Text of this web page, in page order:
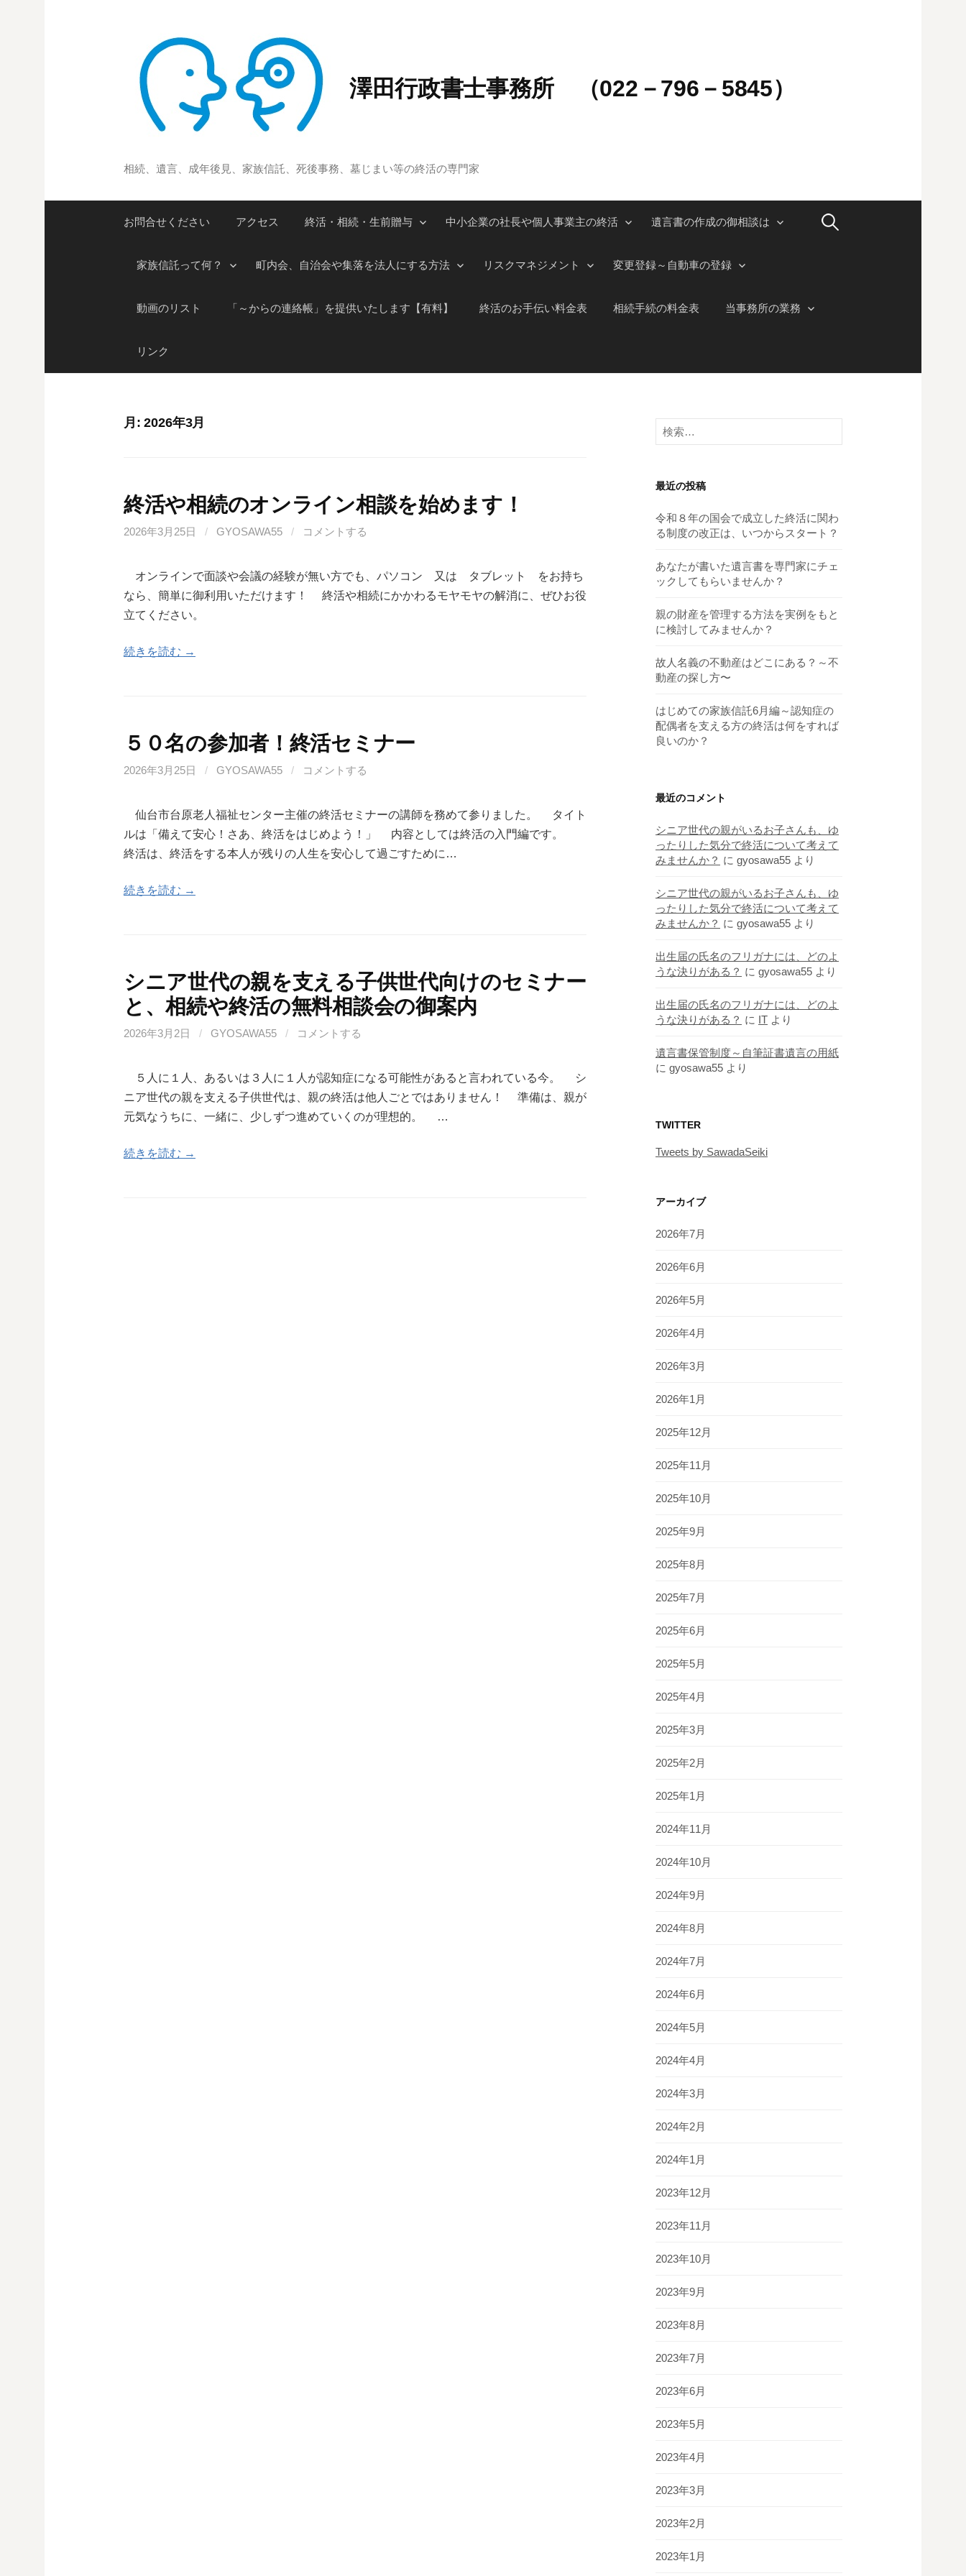
澤田行政書士事務所 （022－796－5845）
相続、遺言、成年後見、家族信託、死後事務、墓じまい等の終活の専門家
お問合せください アクセス 終活・相続・生前贈与 中小企業の社長や個人事業主の終活 遺言書の作成の御相談は
家族信託って何？ 町内会、自治会や集落を法人にする方法 リスクマネジメント 変更登録～自動車の登録
動画のリスト 「～からの連絡帳」を提供いたします【有料】 終活のお手伝い料金表 相続手続の料金表 当事務所の業務
リンク
検
月:2026年3月
終活や相続のオンライン相談を始めます！
2026年3月25日 / GYOSAWA55 / コメントする
オンラインで面談や会議の経験が無い方でも、パソコン 又は タブレット をお持ち
なら、簡単に御利用いただけます！ 終活や相続にかかわるモヤモヤの解消に、ぜひお役
立てください。
続きを読む →
５０名の参加者！終活セミナー
2026年3月25日 / GYOSAWA55 / コメントする
仙台市台原老人福祉センター主催の終活セミナーの講師を務めて参りました。 タイト
ルは「備えて安心！さあ、終活をはじめよう！」 内容としては終活の入門編です。
終活は、終活をする本人が残りの人生を安心して過ごすために…
続きを読む →
シニア世代の親を支える子供世代向けのセミナー
と、相続や終活の無料相談会の御案内
2026年3月2日 / GYOSAWA55 / コメントする
５人に１人、あるいは３人に１人が認知症になる可能性があると言われている今。 シ
ニア世代の親を支える子供世代は、親の終活は他人ごとではありません！ 準備は、親が
元気なうちに、一緒に、少しずつ進めていくのが理想的。 …
続きを読む →
検
索:
最近の投稿
令和８年の国会で成立した終活に関わ
る制度の改正は、いつからスタート？
あなたが書いた遺言書を専門家にチェ
ックしてもらいませんか？
親の財産を管理する方法を実例をもと
に検討してみませんか？
故人名義の不動産はどこにある？～不
動産の探し方〜
はじめての家族信託6月編～認知症の
配偶者を支える方の終活は何をすれば
良いのか？
最近のコメント
シニア世代の親がいるお子さんも、ゆ
ったりした気分で終活について考えて
みませんか？ に gyosawa55 より
シニア世代の親がいるお子さんも、ゆ
ったりした気分で終活について考えて
みませんか？ に gyosawa55 より
出生届の氏名のフリガナには、どのよ
うな決りがある？ に gyosawa55 より
出生届の氏名のフリガナには、どのよ
うな決りがある？ に IT より
遺言書保管制度～自筆証書遺言の用紙
に gyosawa55 より
TWITTER
Tweets by SawadaSeiki
アーカイブ
2026年7月
2026年6月
2026年5月
2026年4月
2026年3月
2026年1月
2025年12月
2025年11月
2025年10月
2025年9月
2025年8月
2025年7月
2025年6月
2025年5月
2025年4月
2025年3月
2025年2月
2025年1月
2024年11月
2024年10月
2024年9月
2024年8月
2024年7月
2024年6月
2024年5月
2024年4月
2024年3月
2024年2月
2024年1月
2023年12月
2023年11月
2023年10月
2023年9月
2023年8月
2023年7月
2023年6月
2023年5月
2023年4月
2023年3月
2023年2月
2023年1月